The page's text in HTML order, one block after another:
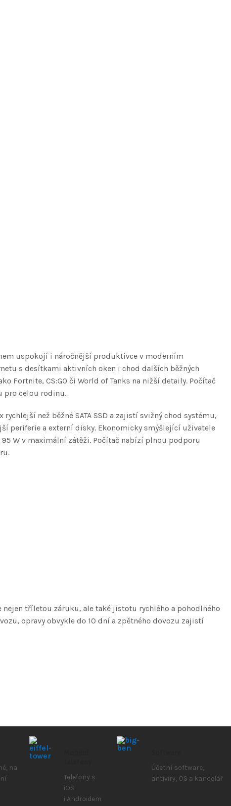
uspokojí i náročnější produktivce v moderním
s desítkami aktivních oken i chod dalších běžných
CS:GO či World of Tanks na nižší detaily. Počítač
pro celou rodinu.
než běžné SATA SSD a zajistí svižný chod systému,
periferie a externí disky. Ekonomicky smýšlející uživatele
W v maximální zátěži. Počítač nabízí plnou podporu
nejen tříletou záruku, ale také jistotu rychlého a pohodlného
opravy obvykle do 10 dní a zpětného dovozu zajistí
na
Telefony s
iOS
i Androidem
Účetní software,
antiviry, OS a kancelář